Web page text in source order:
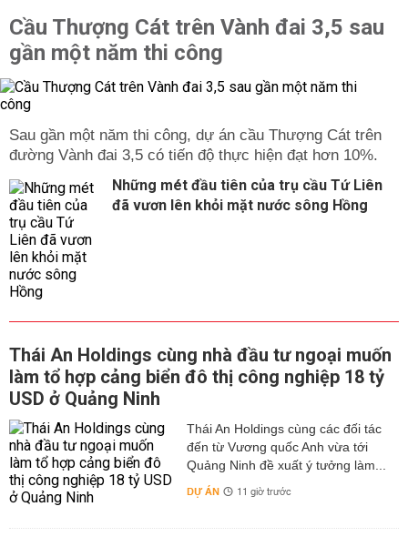
Cầu Thượng Cát trên Vành đai 3,5 sau
gần một năm thi công
Sau gần một năm thi công, dự án cầu Thượng Cát trên
đường Vành đai 3,5 có tiến độ thực hiện đạt hơn 10%.
Những mét đầu tiên của trụ cầu Tứ Liên
đã vươn lên khỏi mặt nước sông Hồng
Thái An Holdings cùng nhà đầu tư ngoại muốn
làm tổ hợp cảng biển đô thị công nghiệp 18 tỷ
USD ở Quảng Ninh
Thái An Holdings cùng các đối tác
đến từ Vương quốc Anh vừa tới
Quảng Ninh đề xuất ý tưởng làm...
DỰ ÁN 11 giờ trước